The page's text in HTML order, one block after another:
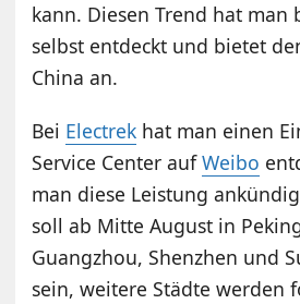
kann. Diesen Trend hat man
selbst entdeckt und bietet
China an.
Bei Electrek hat man einen
Service Center aufWeibo
man diese Leistung
soll ab Mitte August in
Guangzhou, Shenzhen und
sein, weitere Städte werden